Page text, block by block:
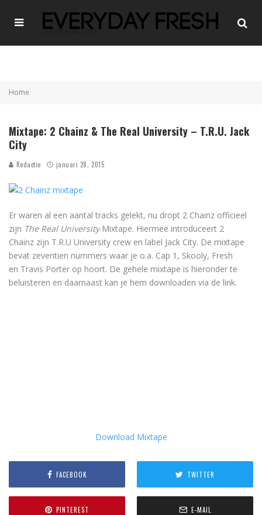
Home
Mixtape: 2 Chainz & The Real University – T.R.U. Jack
City
Redactie januari 28, 2015
Er waren al een aantal tracks gelekt, nu dropt 2 Chainz officieel
zijn The Real UniversityMixtape. Hiermee introduceert 2
Chainz zijn T.R.U University crew en label Jack City. De mixtape
bevat zeventien nummers waar je o.a. Cap 1, Skooly, Fresh
en Travis Porter op hoort. De gehele mixtape is hieronder te
beluisteren en daarnaast kan je hem downloaden via de link.
Download Mixtape
FACEBOOK TWITTER
PINTEREST E-MAIL